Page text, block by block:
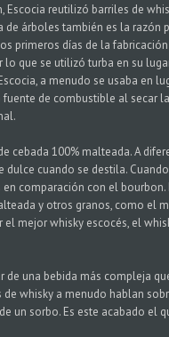
reutilizó barriles de
de árboles también es la razón
primeros días de la
que se utilizó turba en su
a menudo se usaba en
de combustible al secar
cebada 100% malteada. A
cuando se destila.
comparación con el
y otros granos, como el
mejor whisky escocés, el
de una bebida más compleja
de whisky a menudo hablan
un sorbo. Es este acabado el